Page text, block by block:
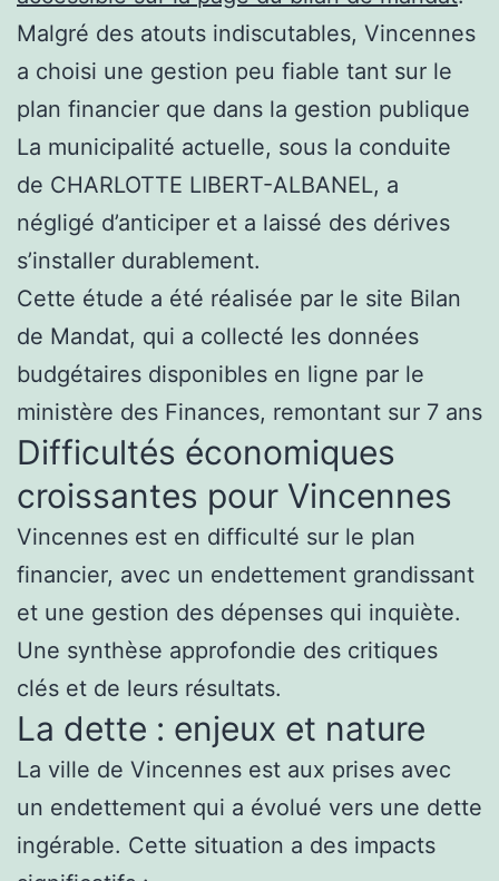
Malgré des atouts indiscutables, Vincennes
a choisi une gestion peu fiable tant sur le
plan financier que dans la gestion publique
La municipalité actuelle, sous la conduite
de CHARLOTTE LIBERT-ALBANEL, a
négligé d’anticiper et a laissé des dérives
s’installer durablement.
Cette étude a été réalisée par le site Bilan
de Mandat, qui a collecté les données
budgétaires disponibles en ligne par le
ministère des Finances, remontant sur 7 ans
Difficultés économiques
croissantes pour Vincennes
Vincennes est en difficulté sur le plan
financier, avec un endettement grandissant
et une gestion des dépenses qui inquiète.
Une synthèse approfondie des critiques
clés et de leurs résultats.
La dette : enjeux et nature
La ville de Vincennes est aux prises avec
un endettement qui a évolué vers une dette
ingérable. Cette situation a des impacts